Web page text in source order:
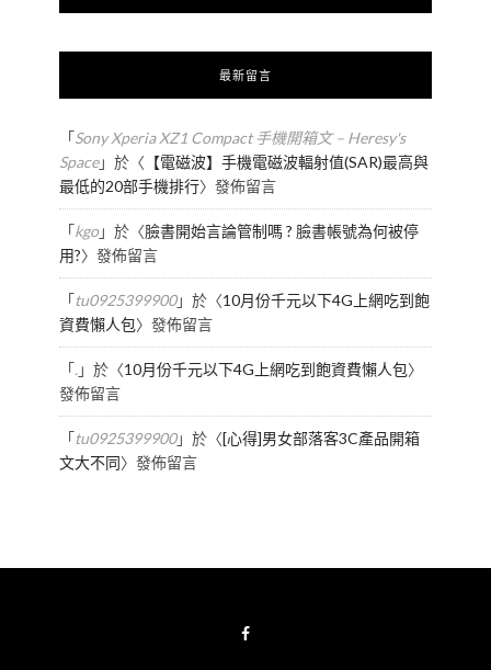
最新留言
「Sony Xperia XZ1 Compact 手機開箱文 – Heresy's
Space」於〈 【電磁波】手機電磁波輻射值(SAR)最高與
最低的20部手機排行〉發佈留言
「kgo」於〈臉書開始言論管制嗎 ? 臉書帳號為何被停
用?〉發佈留言
「tu0925399900」於〈10月份千元以下4G上網吃到飽
資費懶人包〉發佈留言
「.」於〈10月份千元以下4G上網吃到飽資費懶人包〉
發佈留言
「tu0925399900」於〈[心得]男女部落客3C產品開箱
文大不同〉發佈留言